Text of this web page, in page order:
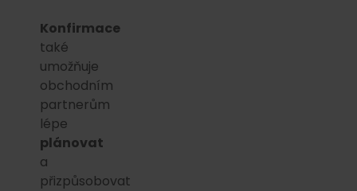
Konfirmace
také
umožňuje
obchodním
partnerům
lépe
plánovat
a
přizpůsobovat